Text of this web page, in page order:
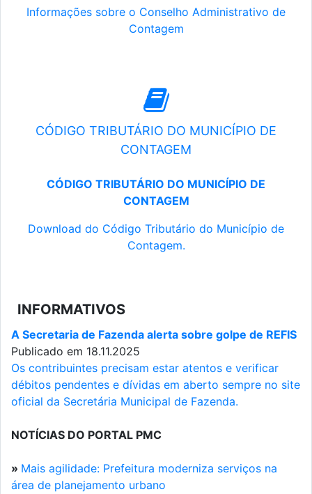
Informações sobre o Conselho Administrativo de
Contagem
CÓDIGO TRIBUTÁRIO DO MUNICÍPIO DE
CONTAGEM
CÓDIGO TRIBUTÁRIO DO MUNICÍPIO DE
CONTAGEM
Download do Código Tributário do Município de
Contagem.
INFORMATIVOS
A Secretaria de Fazenda alerta sobre golpe de REFIS
Publicado em 18.11.2025
Os contribuintes precisam estar atentos e verificar
débitos pendentes e dívidas em aberto sempre no site
oficial da Secretária Municipal de Fazenda.
NOTÍCIAS DO PORTAL PMC
» Mais agilidade: Prefeitura moderniza serviços na
área de planejamento urbano